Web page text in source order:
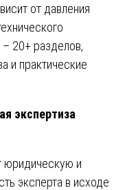
от давления
– 20+ разделов,
и практические
экспертиза
юридическую и
эксперта в исходе